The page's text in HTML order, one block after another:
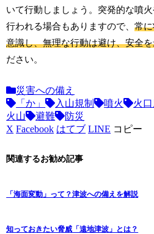
いて行動しましょう。突発的な噴
行われる場合もありますので、常
意識し、無理な行動は避け、安全
ださい。
災害への備え
「か」
入山規制 噴火
火
火山
避難
防災
X Facebook はてブ LINE コピー
関連するお勧め記事
「海面変動」って？津波への備えを解説
知っておきたい脅威「遠地津波」とは？